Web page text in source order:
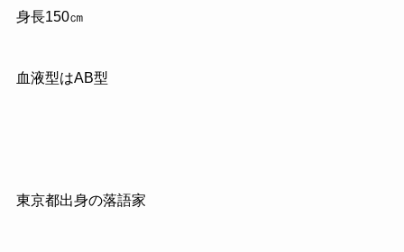
身長150㎝
血液型はAB型
東京都出身の落語家